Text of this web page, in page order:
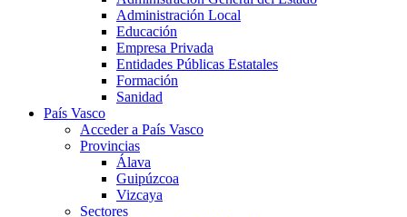
Administración Local
Educación
Empresa Privada
Entidades Públicas Estatales
Formación
Sanidad
País Vasco
Acceder a País Vasco
Provincias
Álava
Guipúzcoa
Vizcaya
Sectores